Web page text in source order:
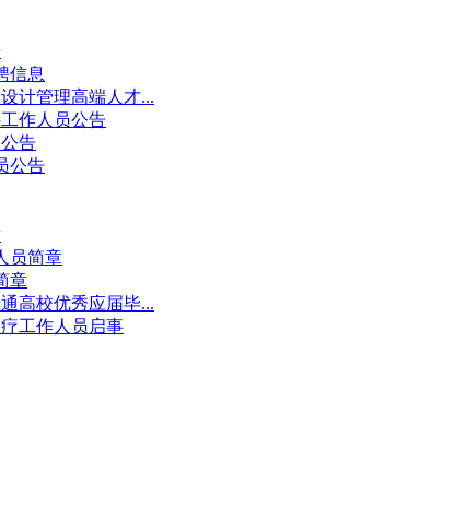
信息
计管理高端人才...
作人员公告
告
公告
员简章
章
高校优秀应届毕...
工作人员启事